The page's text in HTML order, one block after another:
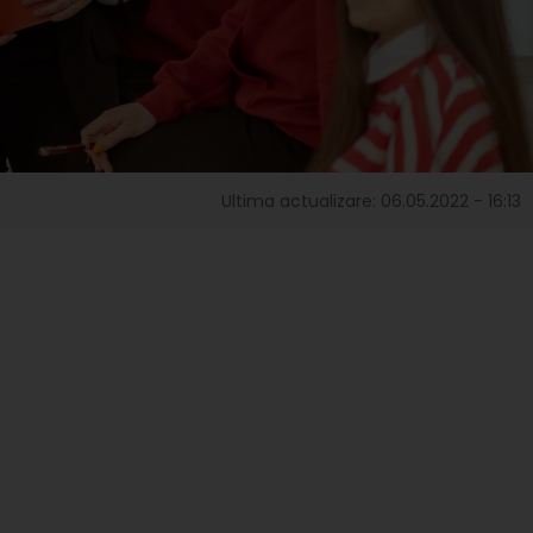
Ultima actualizare: 06.05.2022 - 16:13